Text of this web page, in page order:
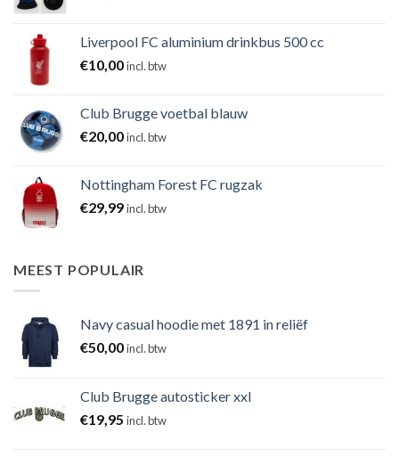
Liverpool FC aluminium drinkbus 500 cc
€10,00incl. btw
Club Brugge voetbal blauw
€20,00incl. btw
Nottingham Forest FC rugzak
€29,99incl. btw
MEEST POPULAIR
Navy casual hoodie met 1891 in reliëf
€50,00incl. btw
Club Brugge autosticker xxl
€19,95 incl. btw